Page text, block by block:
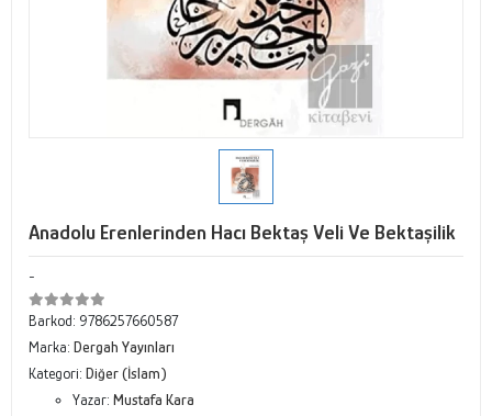
Anadolu Erenlerinden Hacı Bektaş Veli Ve Bektaşilik
-
Barkod: 9786257660587
Marka: Dergah Yayınları
Kategori: Diğer (İslam)
Yazar: Mustafa Kara